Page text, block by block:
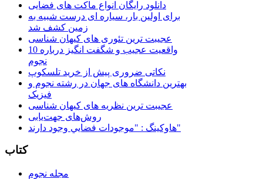
دانلود رایگان انواع ماکت های فضایی
برای اولین بار، سیاره ای درست شبیه به
زمین کشف شد
عجیبت ترین تئوری های کیهان شناسی
10 واقعیت عجیب و شگفت انگیز درباره
نجوم
نکاتی ضروری پیش از خرید تلسکوپ
بهترین دانشگاه های جهان در رشته نجوم و
فیزیک
عجیبت ترین نظریه های کیهان شناسی
روش‌های جهت‌یابی
هاوكينگ : "موجودات فضايي وجود دارند"
کتاب
مجله نجوم